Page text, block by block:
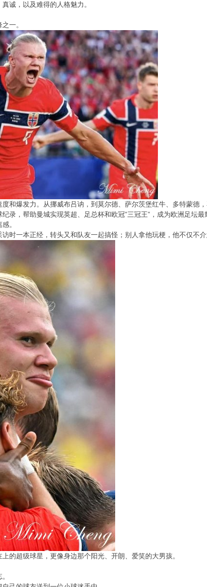
诚，以及难得的人格魅力。
一。
和爆发力。从挪威布吕讷，到莫尔德、萨尔茨堡红牛、多特蒙德，
录，帮助曼城实现英超、足总杯和欧冠”三冠王”，成为欧洲足坛最
。
时一本正经，转头又和队友一起搞怪；别人拿他玩梗，他不仅不介
的超级球星，更像身边那个阳光、开朗、爱笑的大男孩。